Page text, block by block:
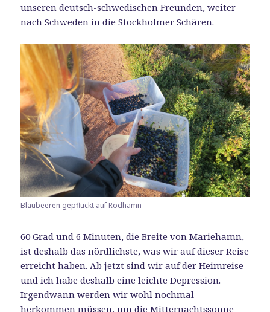
unseren deutsch-schwedischen Freunden, weiter
nach Schweden in die Stockholmer Schären.
Blaubeeren gepflückt auf Rödhamn
60 Grad und 6 Minuten, die Breite von Mariehamn,
ist deshalb das nördlichste, was wir auf dieser Reise
erreicht haben. Ab jetzt sind wir auf der Heimreise
und ich habe deshalb eine leichte Depression.
Irgendwann werden wir wohl nochmal
herkommen müssen, um die Mitternachtssonne